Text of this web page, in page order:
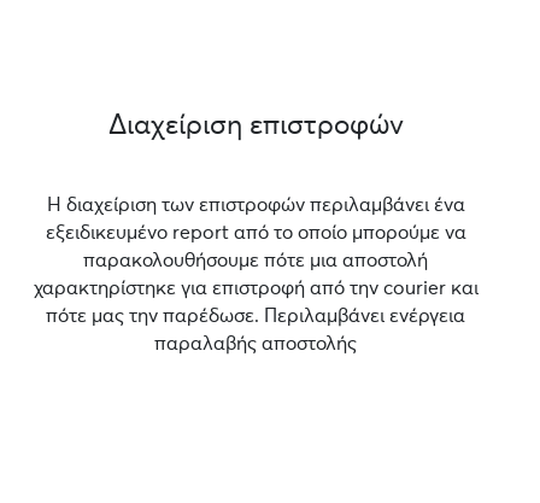
Διαχείριση επιστροφών
Η διαχείριση των επιστροφών περιλαμβάνει ένα
εξειδικευμένο report από το οποίο μπορούμε να
παρακολουθήσουμε πότε μια αποστολή
χαρακτηρίστηκε για επιστροφή από την courier και
πότε μας την παρέδωσε. Περιλαμβάνει ενέργεια
παραλαβής αποστολής